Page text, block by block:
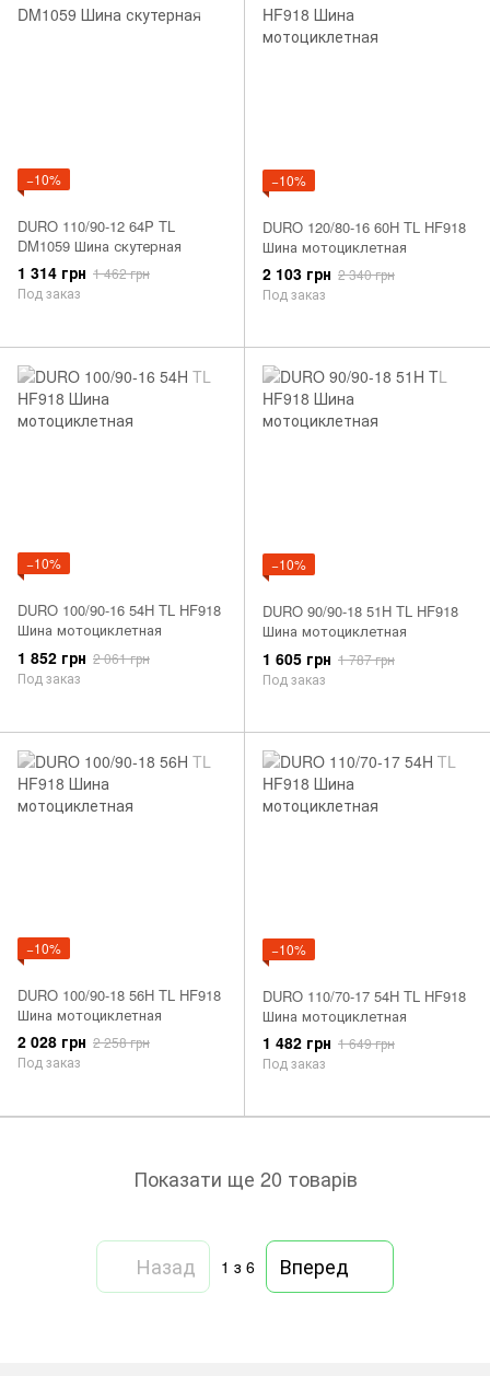
−10%
DURO 110/90-12 64P TL
DM1059 Шина скутерная
1 314 грн 1 462 грн
Под заказ
−10%
DURO 120/80-16 60H TL HF918
Шина мотоциклетная
2 103 грн 2 340 грн
Под заказ
−10%
DURO 100/90-16 54H TL HF918
Шина мотоциклетная
1 852 грн 2 061 грн
Под заказ
−10%
DURO 90/90-18 51H TL HF918
Шина мотоциклетная
1 605 грн 1 787 грн
Под заказ
−10%
DURO 100/90-18 56H TL HF918
Шина мотоциклетная
2 028 грн 2 258 грн
Под заказ
−10%
DURO 110/70-17 54H TL HF918
Шина мотоциклетная
1 482 грн 1 649 грн
Под заказ
Показати ще 20 товарів
Назад 1 з 6 Вперед